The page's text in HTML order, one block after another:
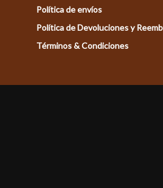
Política de envíos
Política de Devoluciones y
Términos & Condiciones